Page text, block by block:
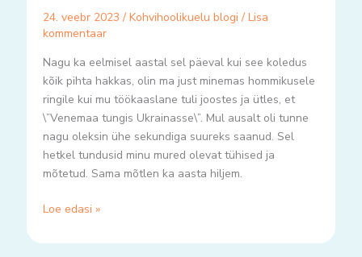
24. veebr 2023 / Kohvihoolikuelu blogi / Lisa
kommentaar
Nagu ka eelmisel aastal sel päeval kui see koledus
kõik pihta hakkas, olin ma just minemas hommikusele
ringile kui mu töökaaslane tuli joostes ja ütles, et
\”Venemaa tungis Ukrainasse\”. Mul ausalt oli tunne
nagu oleksin ühe sekundiga suureks saanud. Sel
hetkel tundusid minu mured olevat tühised ja
mõtetud. Sama mõtlen ka aasta hiljem.
Loe edasi »